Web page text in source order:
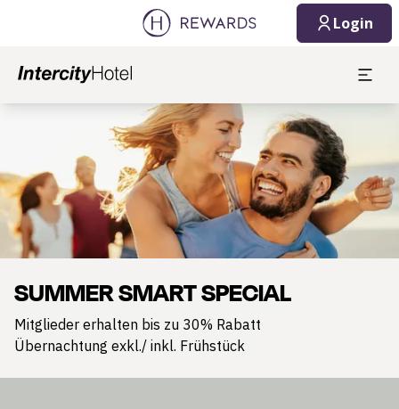
Login
SUMMER SMART SPECIAL
Mitglieder erhalten bis zu 30% Rabatt
Übernachtung exkl./ inkl. Frühstück